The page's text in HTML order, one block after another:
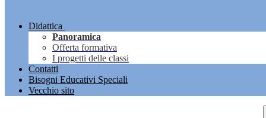
Didattica
Panoramica
Offerta formativa
I progetti delle classi
Contatti
Bisogni Educativi Speciali
Vecchio sito